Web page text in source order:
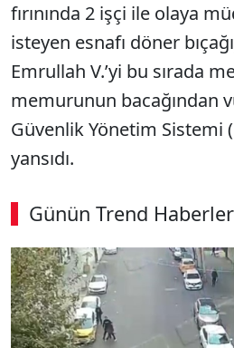
fırınında 2 işçi ile olaya
isteyen esnafı döner
Emrullah V.’yi bu sırada
memurunun bacağından
Güvenlik Yönetim Sistemi
yansıdı.
Günün Trend